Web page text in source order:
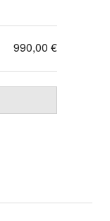
990,00 €